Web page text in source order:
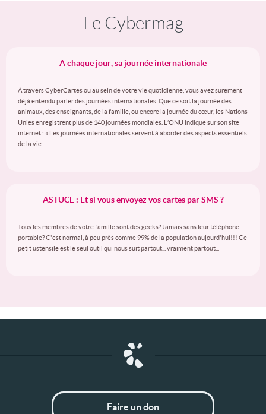
Le Cybermag
A chaque jour, sa journée internationale
À travers CyberCartes ou au sein de votre vie quotidienne, vous avez surement
déjà entendu parler des journées internationales. Que ce soit la journée des
animaux, des enseignants, de la famille, ou encore la journée du cœur, les Nations
Unies enregistrent plus de 140 journées mondiales. L’ONU indique sur son site
internet : « Les journées internationales servent à aborder des aspects essentiels
de la vie …
ASTUCE : Et si vous envoyez vos cartes par SMS ?
Tous les membres de votre famille sont des geeks? Jamais sans leur téléphone
portable? C'est normal, à peu près comme 99% de la population aujourd'hui!!! Ce
petit ustensile est le seul outil qui nous suit partout... vraiment partout...
Faire un don